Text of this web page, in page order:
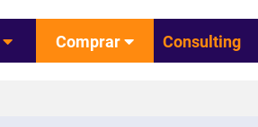
Comprar Consulting